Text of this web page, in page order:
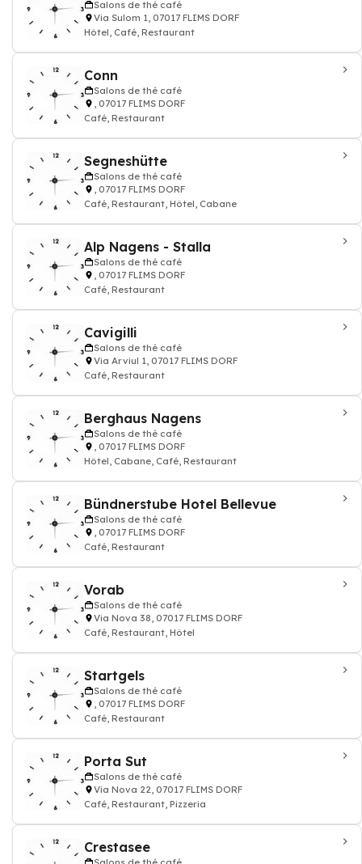
Salons de thé café
Via Sulom 1, 07017 FLIMS DORF
Hôtel, Café, Restaurant
Conn
Salons de thé café
, 07017 FLIMS DORF
Café, Restaurant
Segneshütte
Salons de thé café
, 07017 FLIMS DORF
Café, Restaurant, Hôtel, Cabane
Alp Nagens - Stalla
Salons de thé café
, 07017 FLIMS DORF
Café, Restaurant
Cavigilli
Salons de thé café
Via Arviul 1, 07017 FLIMS DORF
Café, Restaurant
Berghaus Nagens
Salons de thé café
, 07017 FLIMS DORF
Hôtel, Cabane, Café, Restaurant
Bündnerstube Hotel Bellevue
Salons de thé café
, 07017 FLIMS DORF
Café, Restaurant
Vorab
Salons de thé café
Via Nova 38, 07017 FLIMS DORF
Café, Restaurant, Hôtel
Startgels
Salons de thé café
, 07017 FLIMS DORF
Café, Restaurant
Porta Sut
Salons de thé café
Via Nova 22, 07017 FLIMS DORF
Café, Restaurant, Pizzeria
Crestasee